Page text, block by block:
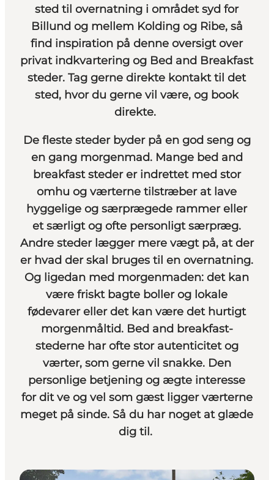
sted til overnatning i området syd for
Billund og mellem Kolding og Ribe, så
find inspiration på denne oversigt over
privat indkvartering og Bed and Breakfast
steder. Tag gerne direkte kontakt til det
sted, hvor du gerne vil være, og book
direkte.
De fleste steder byder på en god seng og
en gang morgenmad. Mange bed and
breakfast steder er indrettet med stor
omhu og værterne tilstræber at lave
hyggelige og særprægede rammer eller
et særligt og ofte personligt særpræg.
Andre steder lægger mere vægt på, at der
er hvad der skal bruges til en overnatning.
Og ligedan med morgenmaden: det kan
være friskt bagte boller og lokale
fødevarer eller det kan være det hurtigt
morgenmåltid. Bed and breakfast-
stederne har ofte stor autenticitet og
værter, som gerne vil snakke. Den
personlige betjening og ægte interesse
for dit ve og vel som gæst ligger værterne
meget på sinde. Så du har noget at glæde
dig til.